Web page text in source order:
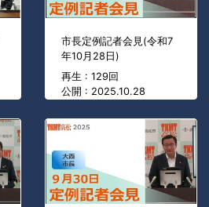
市長定例記者会見(令和7
年10月28日)
再生 : 129回
公開 : 2025.10.28